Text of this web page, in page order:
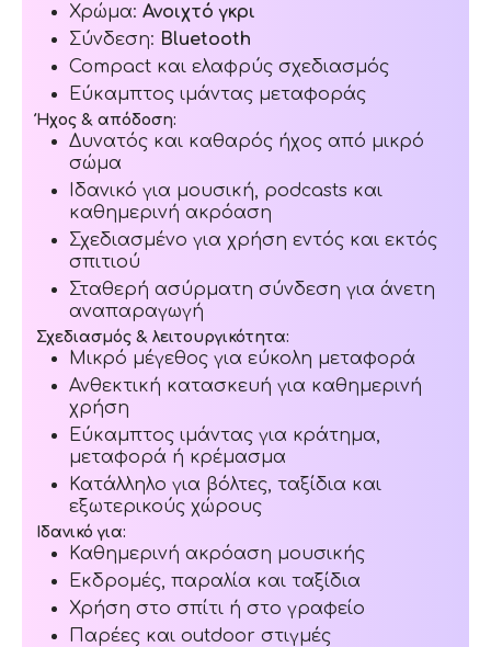
Χρώμα:Ανοιχτό γκρι
Σύνδεση: Bluetooth
Compact και ελαφρύς σχεδιασμός
Εύκαμπτος ιμάντας μεταφοράς
Ήχος & απόδοση:
Δυνατός και καθαρός ήχος από μικρό
σώμα
Ιδανικό για μουσική, podcasts και
καθημερινή ακρόαση
Σχεδιασμένο για χρήση εντός και εκτός
σπιτιού
Σταθερή ασύρματη σύνδεση για άνετη
αναπαραγωγή
Σχεδιασμός & λειτουργικότητα:
Μικρό μέγεθος για εύκολη μεταφορά
Ανθεκτική κατασκευή για καθημερινή
χρήση
Εύκαμπτος ιμάντας για κράτημα,
μεταφορά ή κρέμασμα
Κατάλληλο για βόλτες, ταξίδια και
εξωτερικούς χώρους
Ιδανικό για:
Καθημερινή ακρόαση μουσικής
Εκδρομές, παραλία και ταξίδια
Χρήση στο σπίτι ή στο γραφείο
Παρέες και outdoor στιγμές